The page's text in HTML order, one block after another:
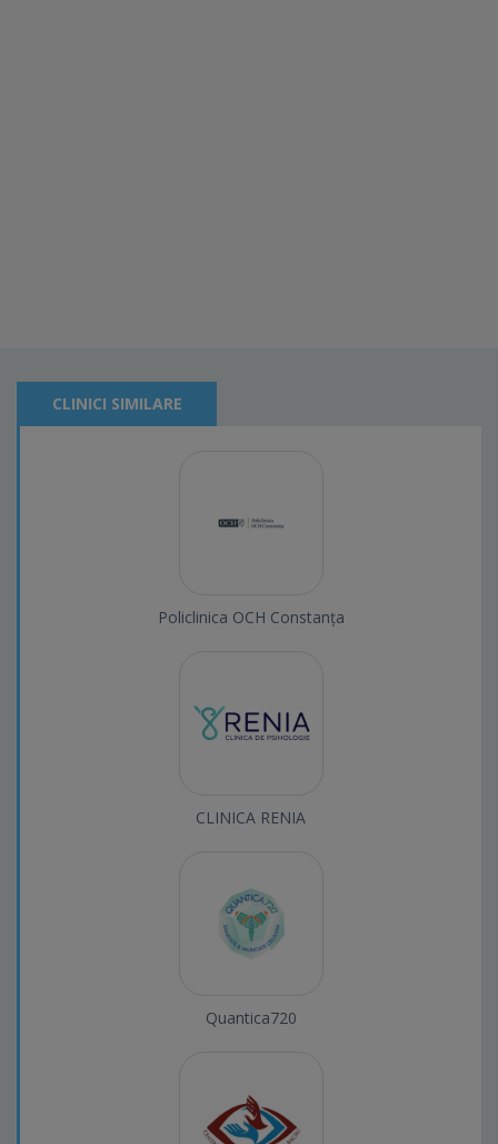
CLINICI SIMILARE
Policlinica OCH Constanța
CLINICA RENIA
Quantica720